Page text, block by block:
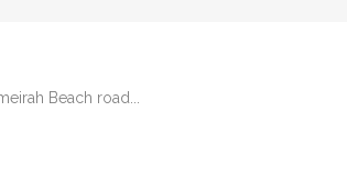
Beach road...